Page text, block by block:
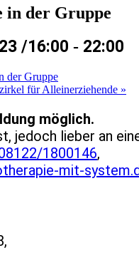
in der Gruppe
/16:00 - 22:00
der Gruppe
für Alleinerziehende »
möglich.
jedoch lieber an
1800146,
mit-